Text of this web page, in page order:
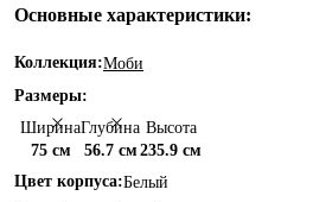
Основные характеристики:
Коллекция:Моби
Размеры:
Ширина
75 см
Глубина
56.7 см
Высота
235.9 см
Цвет корпуса:Белый